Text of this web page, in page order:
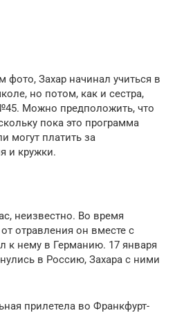
фото, Захар начинал учиться в
но потом, как и сестра,
Можно предположить, что
пока это программа
могут платить за
и кружки.
неизвестно. Во время
отравления он вместе с
к нему в Германию. 17 января
в Россию, Захара с ними
прилетела во Франкфурт-